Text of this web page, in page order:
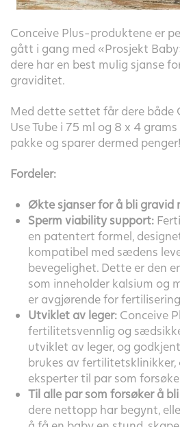
Conceive Plus-produktene er
gått i gang med «Prosjekt
dere har en best mulig sjanse
graviditet.
Med dette settet får dere både
Use Tube i 75 ml og 8 x 4
pakke og sparer dermed penger!
Fordeler:
Økte sjanser for å bli gravid
Sperm viability support:
en patentert formel,
kompatibel med sædens
bevegelighet. Dette er den
som inneholder kalsium og
er avgjørende for
Utviklet av leger:Conceive
fertilitetsvennlig og
utviklet av leger, og
brukes av fertilitetsklinikker,
eksperter til par som
Til alle par som forsøker å
dere nettopp har begynt,